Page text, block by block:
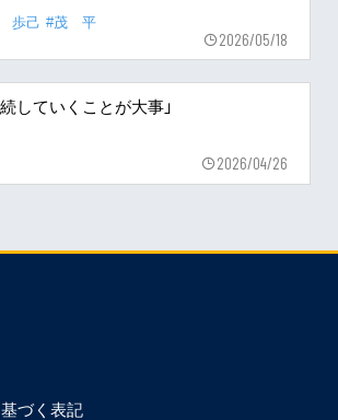
歩己 #茂 平
2026/05/18
していくことが大事」
2026/04/26
づく表記